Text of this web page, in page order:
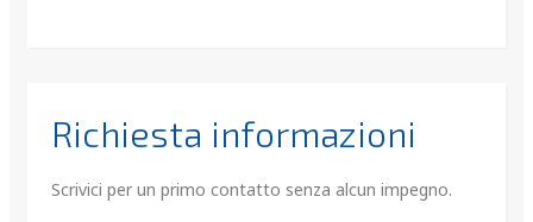
Richiesta informazioni
Scrivici per un primo contatto senza alcun impegno.